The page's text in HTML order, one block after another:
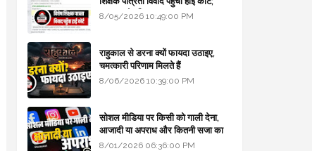
सरकार से माँगा जवाब
8/05/2026 10:49:00 PM
राहुकाल से डरना क्यों फायदा उठाइए,
चमत्कारी परिणाम मिलते हैं
8/06/2026 10:39:00 PM
सोशल मीडिया पर किसी को गाली देना,
आजादी या अपराध और कितनी सजा का
प्रावधान - free legal advice
8/01/2026 06:36:00 PM